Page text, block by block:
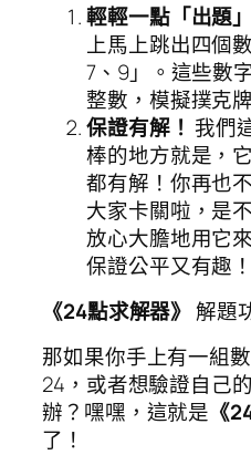
輕輕一點「出題
上馬上跳出四個
7、9」。這些數
整數，模擬撲克
保證有解！ 我們
棒的地方就是，
都有解！你再也
大家卡關啦，是
放心大膽地用它
保證公平又有趣！
《24點求解器》 解題
那如果你手上有一組
24，或者想驗證自己
辦？嘿嘿，這就是 《
了！